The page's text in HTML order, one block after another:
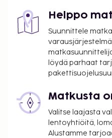
Helppo
Suunnittele
löydä parhaat
Matkusta
Valitse laajasta
lentoyhtiöitä,
Alustamme